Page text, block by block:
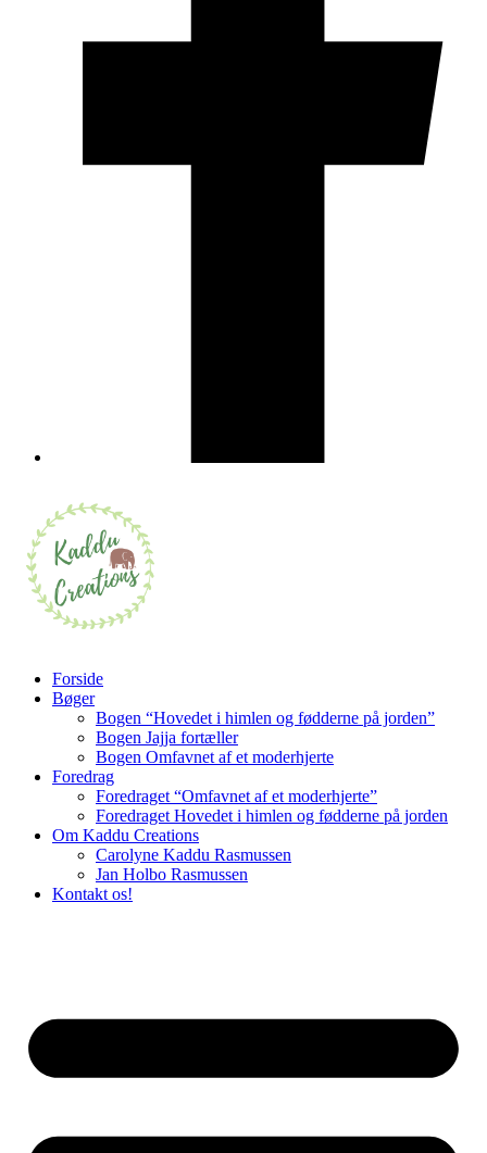
Forside
Bøger
Bogen “Hovedet i himlen og fødderne på jorden”
Bogen Jajja fortæller
Bogen Omfavnet af et moderhjerte
Foredrag
Foredraget “Omfavnet af et moderhjerte”
Foredraget Hovedet i himlen og fødderne på jorden
Om Kaddu Creations
Carolyne Kaddu Rasmussen
Jan Holbo Rasmussen
Kontakt os!